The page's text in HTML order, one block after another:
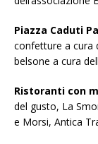
Piazza Caduti
confetture a cura
belsone a cura
Ristoranti con
del gusto, La
e Morsi, Antica